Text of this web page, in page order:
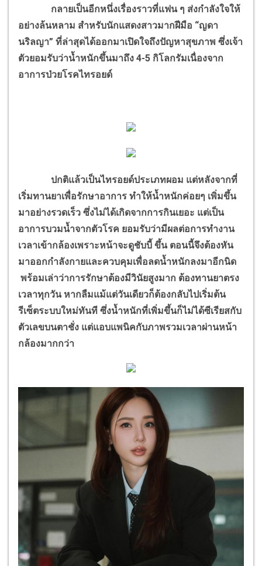
กลายเป็นอีกหนึ่งเรื่องราวที่แฟน ๆ ส่งกำลังใจให้
อย่างล้นหลาม สำหรับนักแสดงสาวมากฝีมือ “ญดา
นริลญา” ที่ล่าสุดได้ออกมาเปิดใจถึงปัญหาสุขภาพ ซึ่งเจ้า
ตัวยอมรับว่าน้ำหนักขึ้นมาถึง 4-5 กิโลกรัมเนื่องจาก
อาการป่วยโรคไทรอยด์
ปกติแล้วเป็นไทรอยด์ประเภทผอม แต่หลังจากที่
เริ่มทานยาเพื่อรักษาอาการ ทำให้น้ำหนักค่อยๆ เพิ่มขึ้น
มาอย่างรวดเร็ว ซึ่งไม่ได้เกิดจากการกินเยอะ แต่เป็น
อาการบวมน้ำจากตัวโรค ยอมรับว่ามีผลต่อการทำงาน
เวลาเข้ากล้องเพราะหน้าจะดูชับบี้ ขึ้น ตอนนี้จึงต้องหัน
มาออกกำลังกายและควบคุมเพื่อลดน้ำหนักลงมาอีกนิด
พร้อมเล่าว่าการรักษาต้องมีวินัยสูงมาก ต้องทานยาตรง
เวลาทุกวัน หากลืมแม้แต่วันเดียวก็ต้องกลับไปเริ่มต้น
รีเซ็ตระบบใหม่ทันที ซึ่งน้ำหนักที่เพิ่มขึ้นก็ไม่ได้ซีเรียสกับ
ตัวเลขบนตาชั่ง แต่แอบแพนิคกับภาพรวมเวลาผ่านหน้า
กล้องมากกว่า